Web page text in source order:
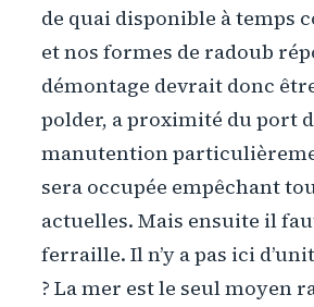
de quai disponible à temps
et nos formes de radoub
démontage devrait donc
polder, a proximité du port
manutention
sera occupée empêchant
actuelles. Mais ensuite il
ferraille. Il n’y a pas ici
? La mer est le seul moyen